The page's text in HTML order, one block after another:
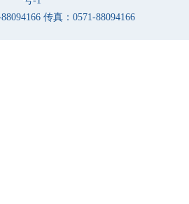
传真：0571-88094166